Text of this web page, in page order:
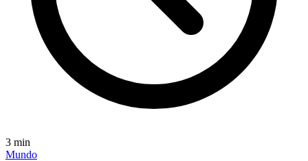
3 min
Mundo